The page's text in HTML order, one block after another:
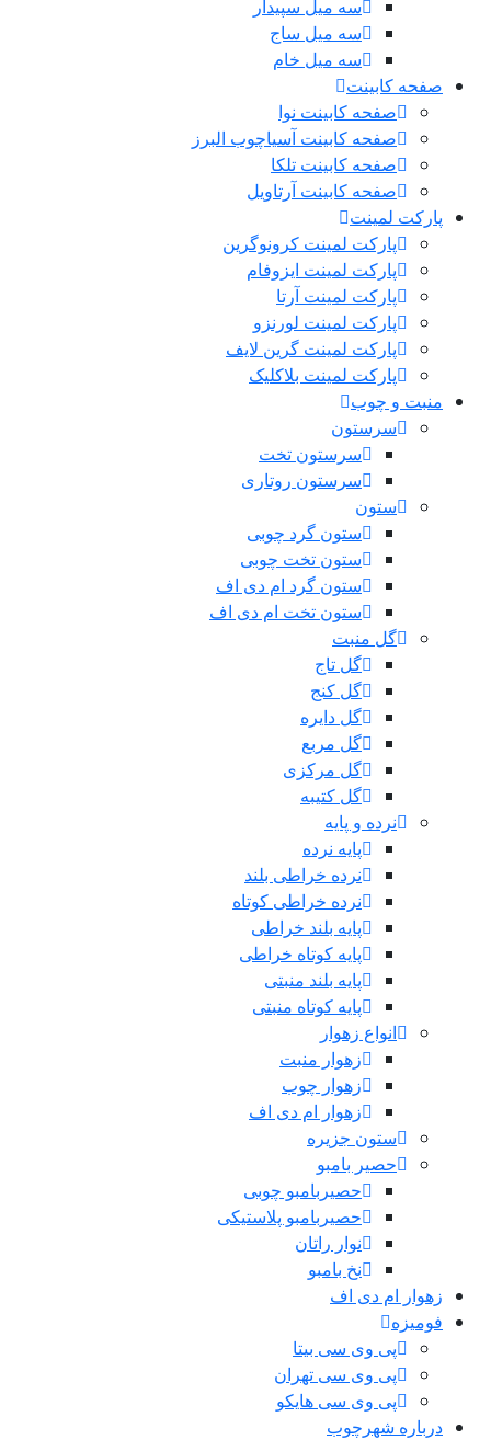
سه میل سپیدار
سه میل ساج
سه میل خام
صفحه کابینت
صفحه کابینت نوا
صفحه کابینت آسیاچوب البرز
صفحه کابینت تلکا
صفحه کابینت آرتاویل
پارکت لمینت
پارکت لمینت کرونوگرین
پارکت لمینت ایزوفام
پارکت لمینت آرتا
پارکت لمینت لورنزو
پارکت لمینت گرین لایف
پارکت لمینت بلاکلیک
منبت و چوب
سرستون
سرستون تخت
سرستون روتاری
ستون
ستون گرد چوبی
ستون تخت چوبی
ستون گرد ام دی اف
ستون تخت ام دی اف
گل منبت
گل تاج
گل کنج
گل دایره
گل مربع
گل مرکزی
گل کتیبه
نرده و پایه
پایه نرده
نرده خراطی بلند
نرده خراطی کوتاه
پایه بلند خراطی
پایه کوتاه خراطی
پایه بلند منبتی
پایه کوتاه منبتی
انواع زهوار
زهوار منبت
زهوار چوب
زهوار ام دی اف
ستون جزیره
حصیر بامبو
حصیربامبو چوبی
حصیربامبو پلاستیکی
نوار راتان
نخ بامبو
زهوار ام دی اف
فومیزه
پی وی سی بیتا
پی وی سی تهران
پی وی سی هایکو
درباره شهرچوب